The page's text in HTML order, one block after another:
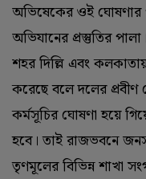
অভিষেকের ওই
অভিযানের প্রস্তুতির
শহর দিল্লি এবং
করেছে বলে দলের প্রবীণ
কর্মসূচির ঘোষণা হয়ে
হবে। তাই রাজভবনে
তৃণমূলের বিভিন্ন শাখা